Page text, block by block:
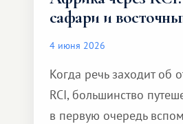
сафари и
4 июня 2026
Когда речь заходит об
RCI, большинство
в первую очередь